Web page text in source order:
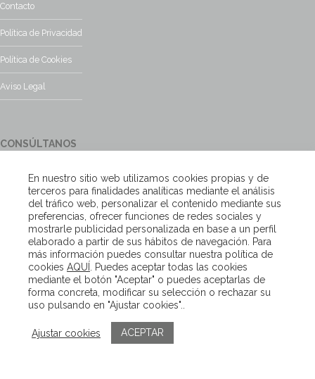
Contacto
Política de Privacidad
Política de Cookies
Aviso Legal
CONSÚLTANOS
encantados
Escríbenos
Copyright – Van Beveren 2020
En nuestro sitio web utilizamos cookies propias y de
terceros para finalidades analíticas mediante el análisis
del tráfico web, personalizar el contenido mediante sus
preferencias, ofrecer funciones de redes sociales y
mostrarle publicidad personalizada en base a un perfil
elaborado a partir de sus hábitos de navegación. Para
más información puedes consultar nuestra política de
cookies AQUÍ
. Puedes aceptar todas las cookies
mediante el botón "Aceptar" o puedes aceptarlas de
forma concreta, modificar su selección o rechazar su
uso pulsando en "Ajustar cookies"..
Ajustar cookies ACEPTAR